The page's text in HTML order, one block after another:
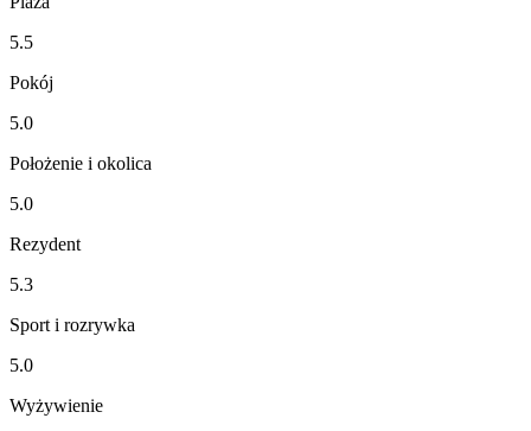
5.5
Pokój
5.0
Położenie i okolica
5.0
Rezydent
5.3
Sport i rozrywka
5.0
Wyżywienie